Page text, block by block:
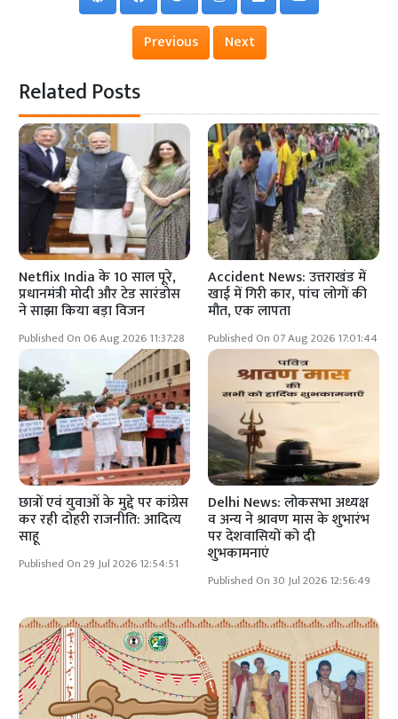
Previous Next
Related Posts
Netflix India के 10 साल पूरे,
प्रधानमंत्री मोदी और टेड सारंडोस
ने साझा किया बड़ा विजन
Published On 06 Aug 2026 11:37:28
Accident News: उत्तराखंड में
खाई में गिरी कार, पांच लोगों की
मौत, एक लापता
Published On 07 Aug 2026 17:01:44
छात्रों एवं युवाओं के मुद्दे पर कांग्रेस
कर रही दोहरी राजनीति: आदित्य
साहू
Published On 29 Jul 2026 12:54:51
Delhi News: लोकसभा अध्यक्ष
व अन्य ने श्रावण मास के शुभारंभ
पर देशवासियों को दी
शुभकामनाएं
Published On 30 Jul 2026 12:56:49